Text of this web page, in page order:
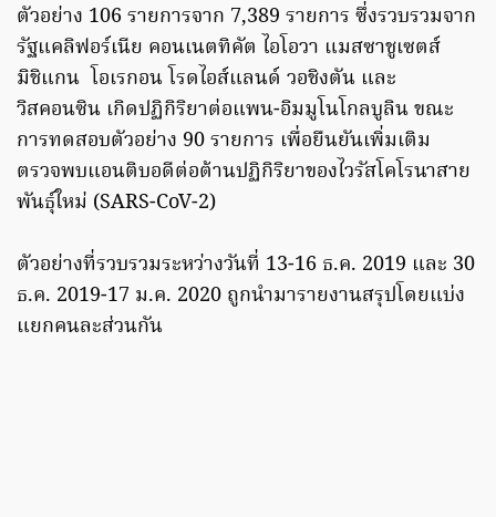
ตัวอย่าง 106 รายการจาก 7,389 รายการ ซึ่งรวบรวมจาก
รัฐแคลิฟอร์เนีย คอนเนตทิคัต ไอโอวา แมสซาชูเซตส์
มิชิแกน โอเรกอน โรดไอส์แลนด์ วอชิงตัน และ
วิสคอนซิน เกิดปฏิกิริยาต่อแพน-อิมมูโนโกลบูลิน ขณะ
การทดสอบตัวอย่าง 90 รายการ เพื่อยืนยันเพิ่มเติม
ตรวจพบแอนติบอดีต่อต้านปฏิกิริยาของไวรัสโคโรนาสาย
พันธุ์ใหม่ (SARS-CoV-2)
ตัวอย่างที่รวบรวมระหว่างวันที่ 13-16 ธ.ค. 2019 และ 30
ธ.ค. 2019-17 ม.ค. 2020 ถูกนำมารายงานสรุปโดยแบ่ง
แยกคนละส่วนกัน